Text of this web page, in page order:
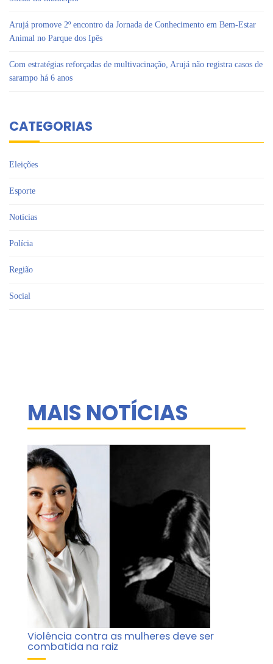
Arujá promove 2º encontro da Jornada de Conhecimento em Bem-Estar
Animal no Parque dos Ipês
Com estratégias reforçadas de multivacinação, Arujá não registra casos de
sarampo há 6 anos
CATEGORIAS
Eleições
Esporte
Notícias
Polícia
Região
Social
MAIS NOTÍCIAS
Violência contra as mulheres deve ser
combatida na raiz